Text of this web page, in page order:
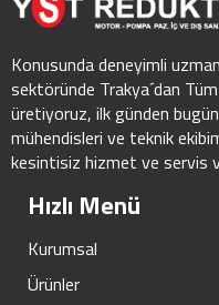
Konusunda deneyimli
sektöründe Trakya´dan
üretiyoruz, ilk günden
mühendisleri ve teknik
kesintisiz hizmet ve servis
Hızlı Menü
Kurumsal
Ürünler